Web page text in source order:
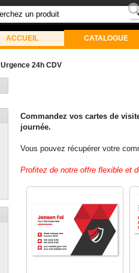
ACCUEIL CATALOGUE
Urgence 24h CDV
Commandez vos cartes de
journée.
Vous pouvez récupérer votre
Profitez de notre offre flexible et